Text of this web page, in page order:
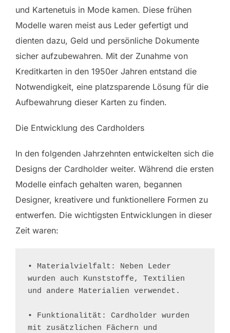
und Kartenetuis in Mode kamen. Diese frühen
Modelle waren meist aus Leder gefertigt und
dienten dazu, Geld und persönliche Dokumente
sicher aufzubewahren. Mit der Zunahme von
Kreditkarten in den 1950er Jahren entstand die
Notwendigkeit, eine platzsparende Lösung für die
Aufbewahrung dieser Karten zu finden.
Die Entwicklung des Cardholders
In den folgenden Jahrzehnten entwickelten sich die
Designs der Cardholder weiter. Während die ersten
Modelle einfach gehalten waren, begannen
Designer, kreativere und funktionellere Formen zu
entwerfen. Die wichtigsten Entwicklungen in dieser
Zeit waren:
• Materialvielfalt: Neben Leder
wurden auch Kunststoffe, Textilien
und andere Materialien verwendet.
• Funktionalität: Cardholder wurden
mit zusätzlichen Fächern und